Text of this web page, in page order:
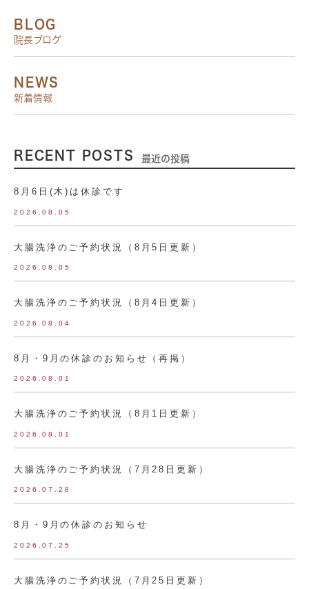
BLOG
院長ブログ
NEWS
新着情報
RECENT POSTS 最近の投稿
8月6日(木)は休診です
2026.08.05
大腸洗浄のご予約状況（8月5日更新）
2026.08.05
大腸洗浄のご予約状況（8月4日更新）
2026.08.04
8月・9月の休診のお知らせ（再掲）
2026.08.01
大腸洗浄のご予約状況（8月1日更新）
2026.08.01
大腸洗浄のご予約状況（7月28日更新）
2026.07.28
8月・9月の休診のお知らせ
2026.07.25
大腸洗浄のご予約状況（7月25日更新）